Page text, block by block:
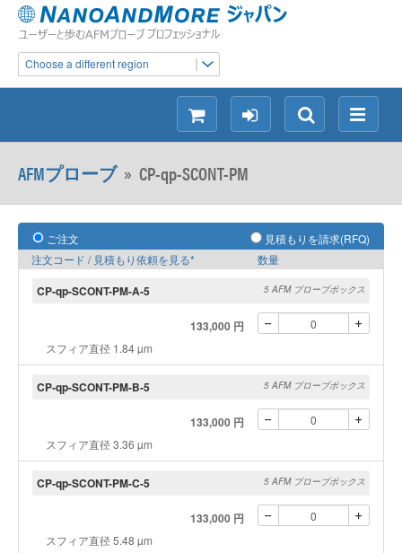
Choose a different region
メ
ニ
検
索
ロ
グ
イ
シ
ョ
ッ
ン
AFMプローブ» CP-qp-SCONT-PM
ご注文
見積もりを請求(RFQ)
注文コード / 見積もり依頼を見る*
数量
CP-qp-SCONT-PM-A-5 5 AFM プローブボックス
133,000 円
スフィア直径 1.84 µm
CP-qp-SCONT-PM-B-5 5 AFM プローブボックス
133,000 円
スフィア直径 3.36 µm
CP-qp-SCONT-PM-C-5 5 AFM プローブボックス
133,000 円
スフィア直径 5.48 µm